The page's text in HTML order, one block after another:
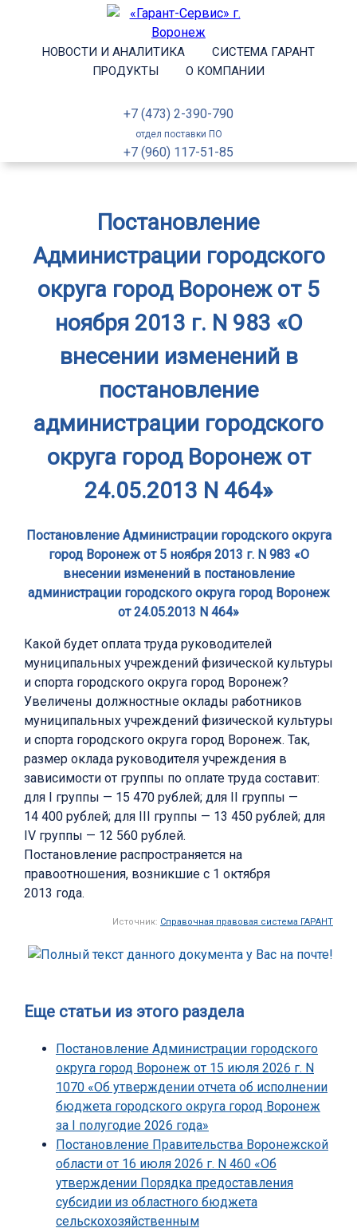
НОВОСТИ И АНАЛИТИКА
СИСТЕМА ГАРАНТ
ПРОДУКТЫ
О КОМПАНИИ
+7 (473) 2-390-790
отдел поставки ПО
+7 (960) 117-51-85
Постановление
Администрации городского
округа город Воронеж от 5
ноября 2013 г. N 983 «О
внесении изменений в
постановление
администрации городского
округа город Воронеж от
24.05.2013 N 464»
Постановление Администрации городского округа
город Воронеж от 5 ноября 2013 г. N 983 «О
внесении изменений в постановление
администрации городского округа город Воронеж
от 24.05.2013 N 464»
Какой будет оплата труда руководителей
муниципальных учреждений физической культуры
и спорта городского округа город Воронеж?
Увеличены должностные оклады работников
муниципальных учреждений физической культуры
и спорта городского округа город Воронеж. Так,
размер оклада руководителя учреждения в
зависимости от группы по оплате труда составит:
для I группы — 15 470 рублей; для II группы —
14 400 рублей; для III группы — 13 450 рублей; для
IV группы — 12 560 рублей.
Постановление распространяется на
правоотношения, возникшие с 1 октября
2013 года.
Источник: Справочная правовая система ГАРАНТ
Еще статьи из этого раздела
Постановление Администрации городского
округа город Воронеж от 15 июля 2026 г. N
1070 «Об утверждении отчета об исполнении
бюджета городского округа город Воронеж
за I полугодие 2026 года»
Постановление Правительства Воронежской
области от 16 июля 2026 г. N 460 «Об
утверждении Порядка предоставления
субсидии из областного бюджета
сельскохозяйственным